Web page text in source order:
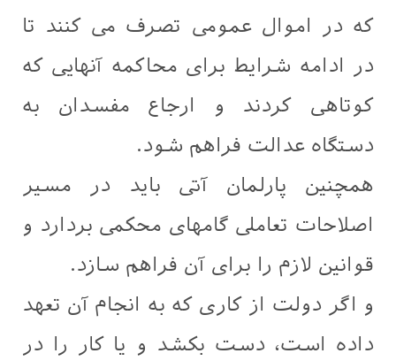
که در اموال عمومی تصرف می کنند تا
در ادامه شرایط برای محاکمه آنهایی که
کوتاهی کردند و ارجاع مفسدان به
دستگاه عدالت فراهم شود.
همچنین پارلمان آتی باید در مسیر
اصلاحات تعاملی گامهای محکمی بردارد و
قوانین لازم را برای آن فراهم سازد.
و اگر دولت از کاری که به انجام آن تعهد
داده است، دست بکشد و یا کار را در